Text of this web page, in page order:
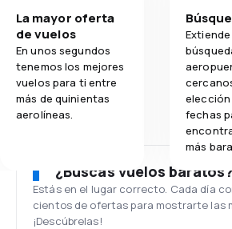
La mayor oferta
de vuelos
En unos segundos
tenemos los mejores
vuelos para ti entre
más de quinientas
aerolíneas.
elección
fechas
más
¿Buscas vuelos baratos?
Estás en el lugar correcto. Cada día
cientos de ofertas para mostrarte las
¡Descúbrelas!